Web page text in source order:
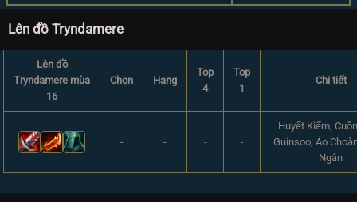
Lên đồ Tryndamere
Lên đồ
Tryndamere mùa
16
Chọn Hạng
Top
4
Top
1
Chi tiết
- - - -
Huyết Kiếm,
Guinsoo, Áo
Ngân